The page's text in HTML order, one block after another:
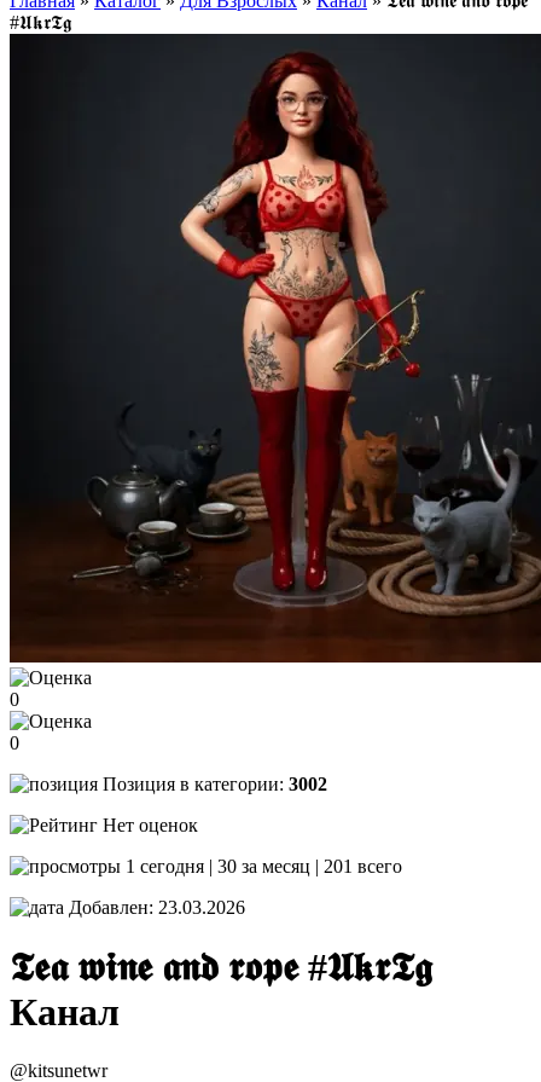
#𝖀𝖐𝖗𝕿𝖌
0
0
Позиция в категории: 3002
Нет оценок
1 сегодня | 30 за месяц | 201 всего
Добавлен: 23.03.2026
𝕿𝖊𝖆 𝖜𝖎𝖓𝖊 𝖆𝖓𝖉 𝖗𝖔𝖕𝖊 #𝖀𝖐𝖗𝕿𝖌
Канал
@kitsunetwr